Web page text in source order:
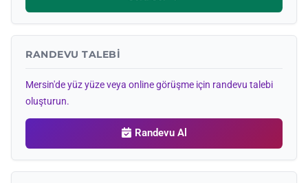
RANDEVU TALEBI
Mersin'de yüz yüze veya online görüşme için randevu talebi
oluşturun.
Randevu Al